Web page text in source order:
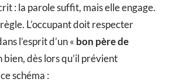
: la parole suffit, mais elle engage.
L’occupant doit respecter
l’esprit d’un « bon père de
dès lors qu’il prévient
schéma :